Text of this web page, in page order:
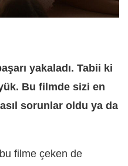
yakaladı. Tabii ki
Bu filmde sizi en
sorunlar oldu ya da
filme çeken de